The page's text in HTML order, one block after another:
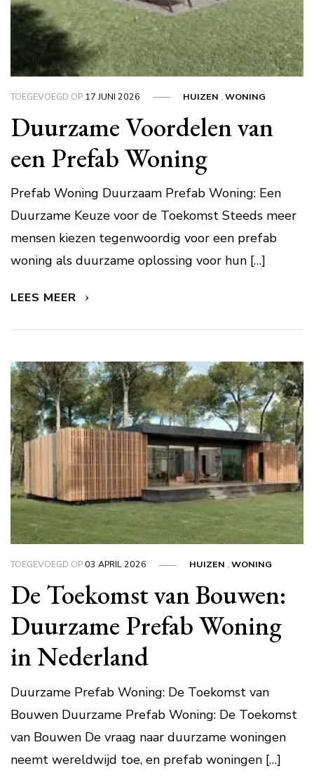
TOEGEVOEGD OP 17 JUNI 2026 HUIZEN ,WONING
Duurzame Voordelen van
een Prefab Woning
Prefab Woning Duurzaam Prefab Woning: Een
Duurzame Keuze voor de Toekomst Steeds meer
mensen kiezen tegenwoordig voor een prefab
woning als duurzame oplossing voor hun […]
LEES MEER
TOEGEVOEGD OP03 APRIL 2026 HUIZEN ,WONING
De Toekomst van Bouwen:
Duurzame Prefab Woning
in Nederland
Duurzame Prefab Woning: De Toekomst van
Bouwen Duurzame Prefab Woning: De Toekomst
van Bouwen De vraag naar duurzame woningen
neemt wereldwijd toe, en prefab woningen […]